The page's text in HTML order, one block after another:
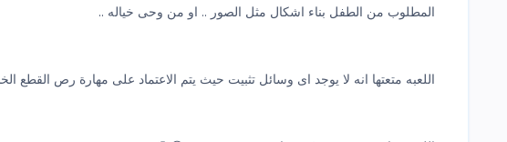
المطلوب من الطفل بناء اشكال مثل الصور .. او من وحى خياله ..
اللعبه متعتها انه لا يوجد اى وسائل تثبيت حيث يتم الاعتماد على مهارة رص القطع